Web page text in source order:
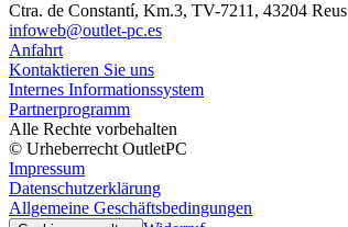
Ctra. de Constantí, Km.3, TV-7211, 43204 Reus
infoweb@outlet-pc.es
Anfahrt
Kontaktieren Sie uns
Internes Informationssystem
Partnerprogramm
Alle Rechte vorbehalten
© Urheberrecht OutletPC
Impressum
Datenschutzerklärung
Allgemeine Geschäftsbedingungen